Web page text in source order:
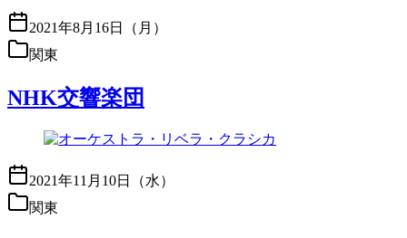
2021年8月16日（月）
関東
NHK交響楽団
2021年11月10日（水）
関東